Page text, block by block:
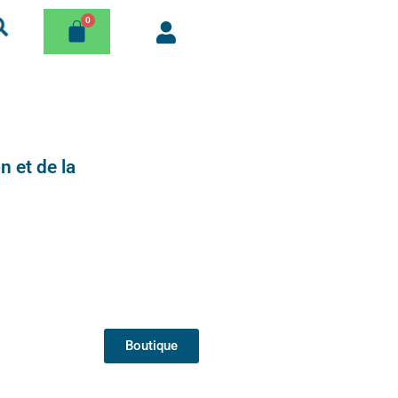
et de la
Boutique